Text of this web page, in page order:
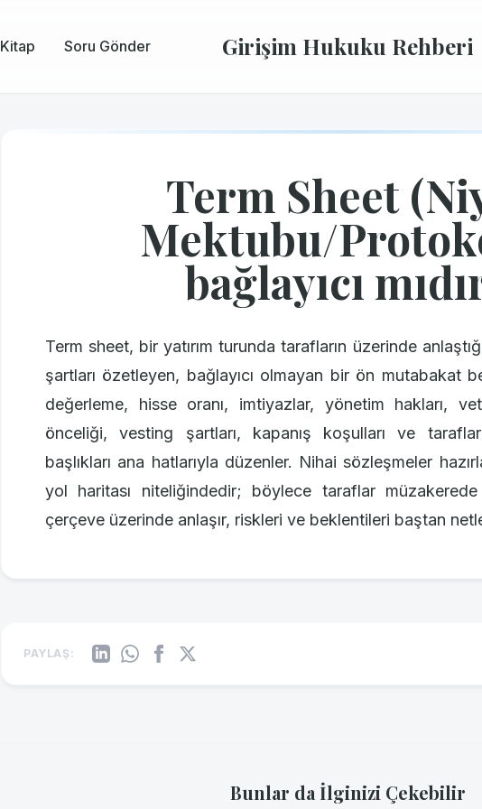
Kitap Soru Gönder Girişim Hukuku Rehberi
Term Sheet
Mektubu/
bağlayıcı
Term sheet, bir yatırım turunda tarafların üzerinde
şartları özetleyen, bağlayıcı olmayan bir ön mutabakat
değerleme, hisse oranı, imtiyazlar, yönetim hakları,
önceliği, vesting şartları, kapanış koşulları ve
başlıkları ana hatlarıyla düzenler. Nihai sözleşmeler
yol haritası niteliğindedir; böylece taraflar
çerçeve üzerinde anlaşır, riskleri ve beklentileri baştan
PAYLAŞ:
Bunlar da İlginizi Çekebilir